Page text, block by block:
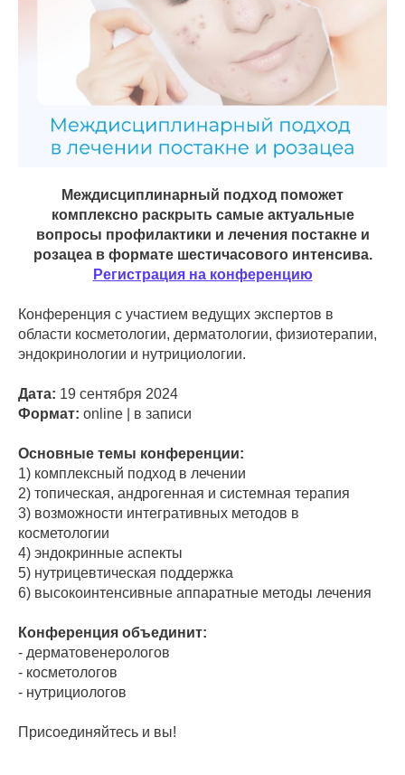
Междисциплинарный подход поможет
комплексно раскрыть самые актуальные
вопросы профилактики и лечения постакне и
розацеа в формате шестичасового интенсива.
Регистрация на конференцию
Конференция с участием ведущих экспертов в
области косметологии, дерматологии, физиотерапии,
эндокринологии и нутрициологии.
Дата: 19 сентября 2024
Формат: online | в записи
Основные темы конференции:
1) комплексный подход в лечении
2) топическая, андрогенная и системная терапия
3) возможности интегративных методов в
косметологии
4) эндокринные аспекты
5) нутрицевтическая поддержка
6) высокоинтенсивные аппаратные методы лечения
Конференция объединит:
- дерматовенерологов
- косметологов
- нутрициологов
Присоединяйтесь и вы!